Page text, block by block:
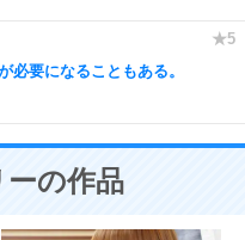
必要になることもある。
ーの作品